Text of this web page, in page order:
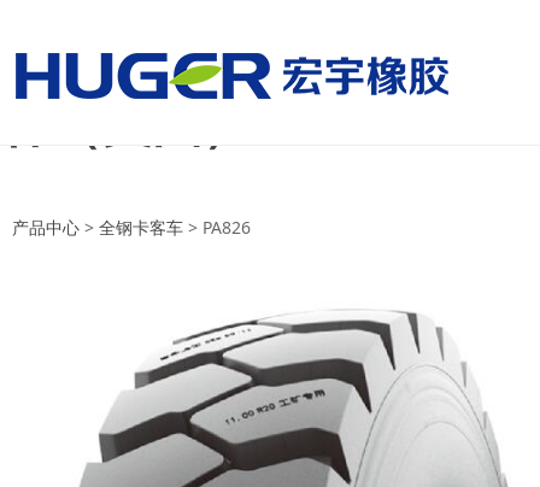
美国国家男子足球队
杯（美国）
美国国家男子足球队vs巴拉圭
产品中心 > 全钢卡客车 > PA826